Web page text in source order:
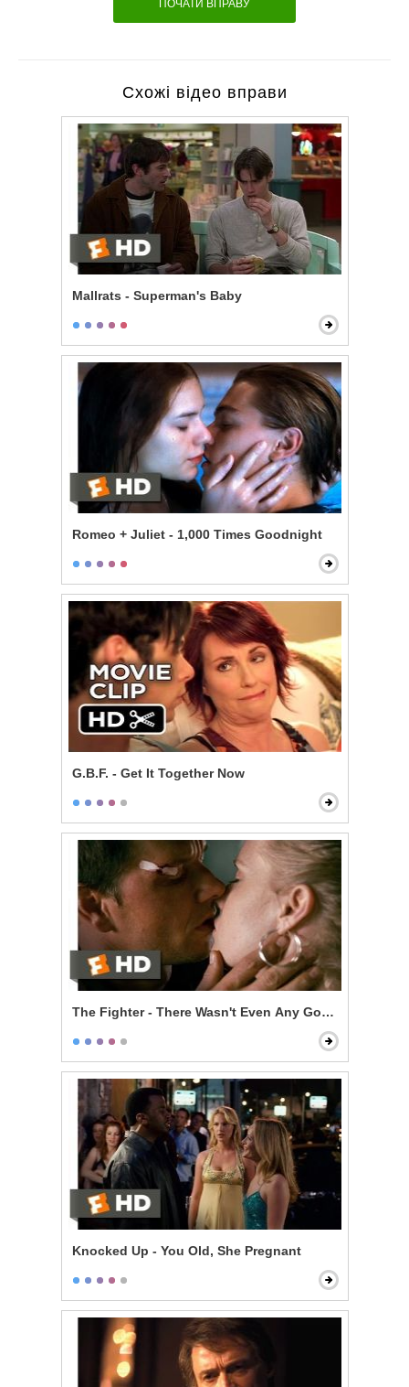
ПОЧАТИ ВПРАВУ
Схожі відео вправи
Mallrats - Superman's Baby
Romeo + Juliet - 1,000 Times Goodnight
G.B.F. - Get It Together Now
The Fighter - There Wasn't Even Any Good Sex in It
Knocked Up - You Old, She Pregnant